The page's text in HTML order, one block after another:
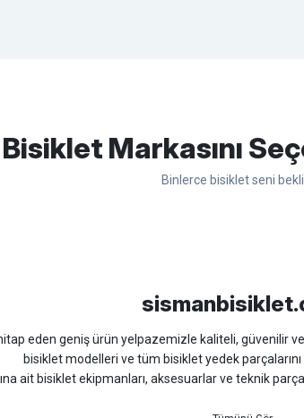
Bisiklet Markasını
Binlerce bisiklet seni
eden geniş ürün yelpazemizle kaliteli, güvenilir
bisiklet modelleri ve tüm bisiklet yedek parçalarını
ait bisiklet ekipmanları, aksesuarlar ve teknik